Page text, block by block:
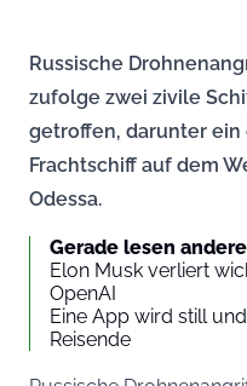
Russische
zufolge zwei zivile
getroffen, darunter
Frachtschiff auf dem
Odessa.
Gerade lesen andere
Elon Musk verliert
OpenAI
Eine App wird still
Reisende